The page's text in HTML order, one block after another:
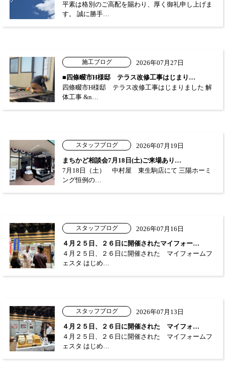
平素は格別のご高配を賜わり、厚く御礼申し上げま
す。 誠に勝手…
施工ブログ
2026年07月27日
■四條畷市H様邸 テラス改修工事はじまり…
四條畷市H様邸 テラス改修工事はじまりました 解
体工事 &n…
スタッフブログ
2026年07月19日
まちかど相談会7月18日(土)ご来場あり…
7月18日（土） 中村屋 東生駒店にて 三陽ホーミ
ング恒例の…
スタッフブログ
2026年07月16日
４月２５日、２６日に開催されたマイフォー…
４月２５日、２６日に開催された マイフォームフ
ェスタ はじめ…
スタッフブログ
2026年07月13日
４月２５日、２６日に開催された マイフォ…
４月２５日、２６日に開催された マイフォームフ
ェスタ はじめ…